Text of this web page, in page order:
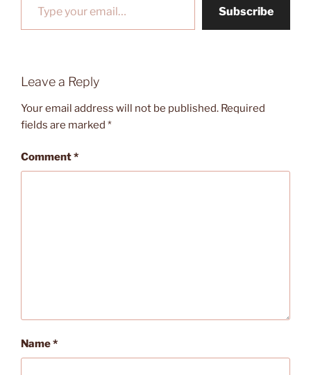
Subscribe
Leave a Reply
Your email address will not be published. Required
fields are marked *
Comment*
Name*